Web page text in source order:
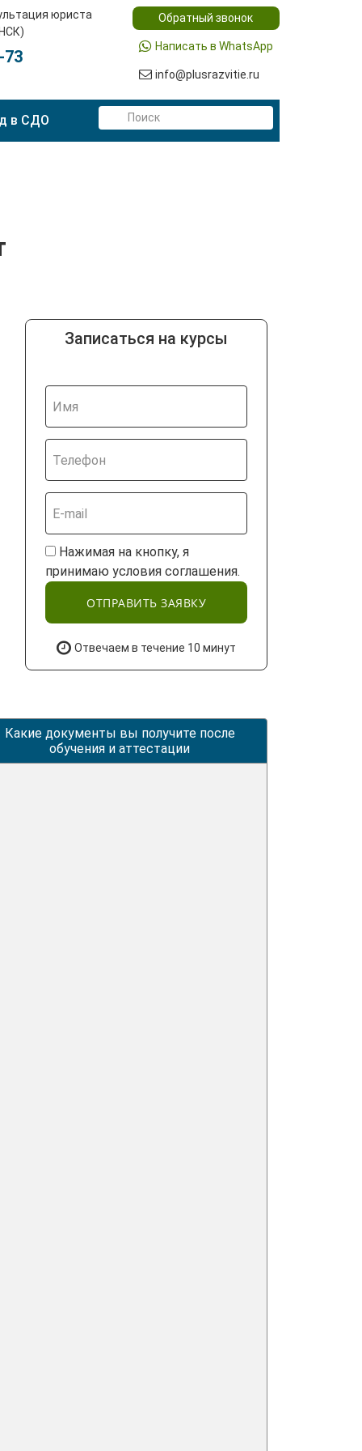
юриста
73
Обратный звонок
Написать в WhatsApp
info@plusrazvitie.ru
в СДО
Записаться на курсы
Нажимая на кнопку, я
принимаю условия соглашения.
ОТПРАВИТЬ ЗАЯВКУ
Отвечаем в течение 10 минут
Какие документы вы получите после
обучения и аттестации